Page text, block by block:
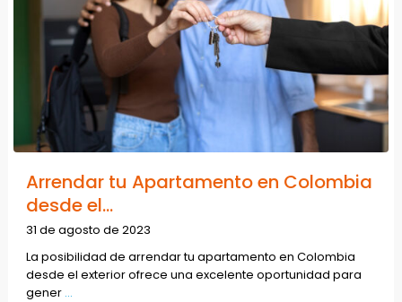
Arrendar tu Apartamento en Colombia
desde el...
31 de agosto de 2023
La posibilidad de arrendar tu apartamento en Colombia
desde el exterior ofrece una excelente oportunidad para
gener ...